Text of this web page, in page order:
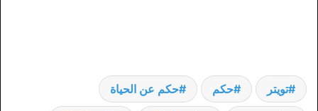
تويتر حكم حكم عن الحياة